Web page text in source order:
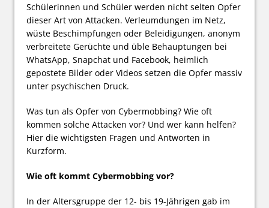
Schülerinnen und Schüler werden nicht selten Opfer
dieser Art von Attacken. Verleumdungen im Netz,
wüste Beschimpfungen oder Beleidigungen, anonym
verbreitete Gerüchte und üble Behauptungen bei
WhatsApp, Snapchat und Facebook, heimlich
gepostete Bilder oder Videos setzen die Opfer massiv
unter psychischen Druck.
Was tun als Opfer von Cybermobbing? Wie oft
kommen solche Attacken vor? Und wer kann helfen?
Hier die wichtigsten Fragen und Antworten in
Kurzform.
Wie oft kommt Cybermobbing vor?
In der Altersgruppe der 12- bis 19-Jährigen gab im